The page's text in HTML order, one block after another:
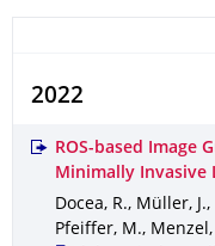
2022
ROS-based Image
Minimally Invasive
Docea, R., Müller,
Pfeiffer, M.,